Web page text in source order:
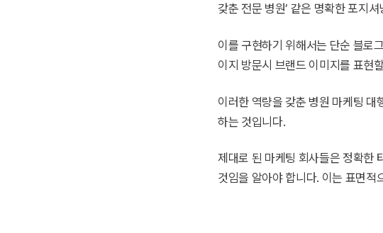
갖춘 전문 병원’ 같은 명확한 포지
이를 구현하기 위해서는 단순 블로
이지 방문시 브랜드 이미지를 표현
이러한 역량을 갖춘 병원 마케팅 대
하는 것입니다.
제대로 된 마케팅 회사들은 정확한
것임을 알아야 합니다. 이는 표면적